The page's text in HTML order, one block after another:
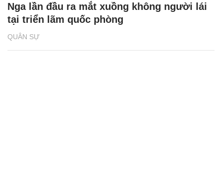
QUÂN SỰ
Nga lần đầu ra mắt xuồng không người lái
tại triển lãm quốc phòng